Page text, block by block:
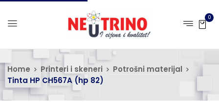
0
Home Printeri i skeneri
Potrošni materijal
Tinta HP CH567A (hp 82)